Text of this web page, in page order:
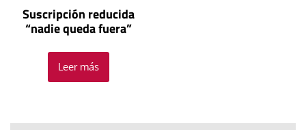
Suscripción reducida
“nadie queda fuera”
Leer más